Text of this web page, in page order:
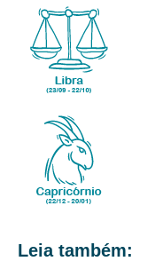
Leia também: